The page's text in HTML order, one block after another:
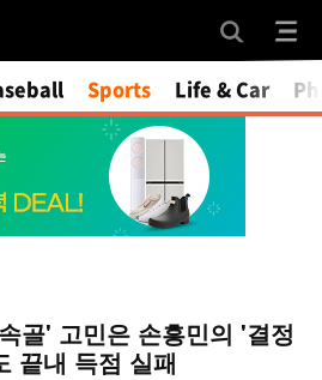
Mute
Sports Life & Car
골' 고민은 손흥민의 '결정
끝내 득점 실패